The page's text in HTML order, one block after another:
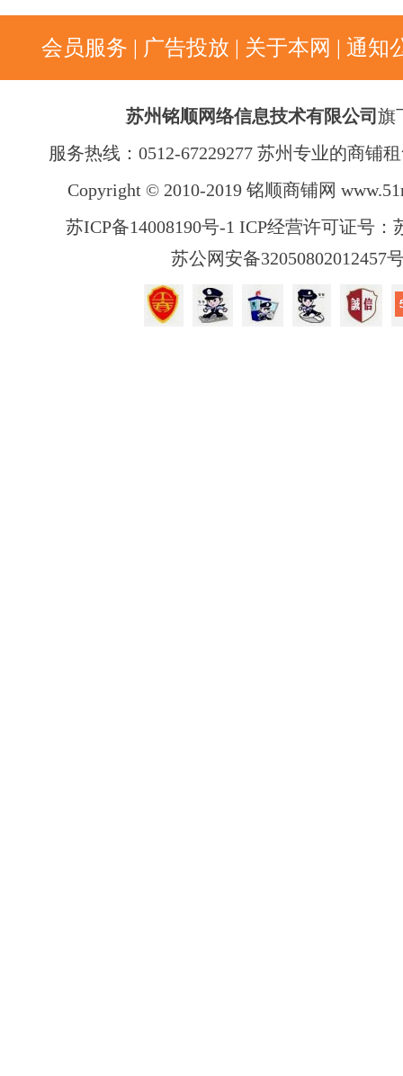
会员服务 | 广告投放 | 关于本网 | 通知
苏州铭顺网络信息技术有限公司 旗
服务热线：0512-67229277 苏州专业的商铺
Copyright © 2010-2019 铭顺商铺网
苏ICP备14008190号-1 ICP经营许可证号：
苏公网安备32050802012457